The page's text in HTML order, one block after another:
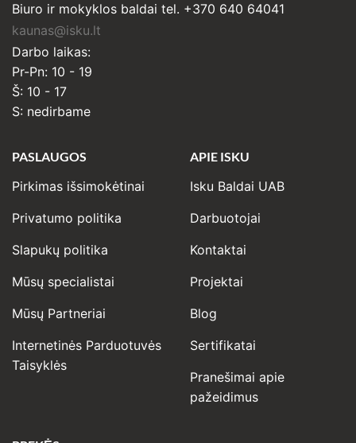
Biuro ir mokyklos baldai tel. +370 640 64041
kaunas@isku.lt
Darbo laikas:
Pr-Pn: 10 - 19
Š: 10 - 17
S: nedirbame
PASLAUGOS
Pirkimas išsimokėtinai
Privatumo politika
Slapukų politika
Mūsų specialistai
Mūsų Partneriai
Internetinės Parduotuvės
Taisyklės
APIE ISKU
Isku Baldai UAB
Darbuotojai
Kontaktai
Projektai
Blog
Sertifikatai
Pranešimai apie
pažeidimus